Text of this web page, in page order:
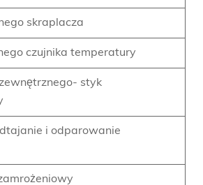
skraplacza
czujnika temperatury
styk
i odparowanie